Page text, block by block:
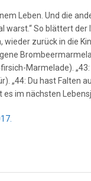
Leben. Und die
warst.“ So blättert
wieder zurück in die
Marmelade).
„44: Du hast Falten
es im nächsten